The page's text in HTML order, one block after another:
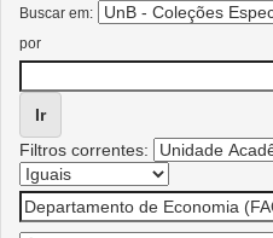
Buscar em:
por
Filtros correntes: